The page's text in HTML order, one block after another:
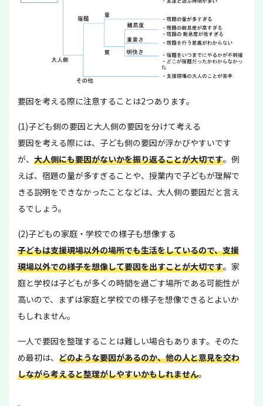
要因を考える際に注意することは2つあります。
(1)子ども側の要因と大人側の要因を分けて考える
要因を考える際には、子ども側の要因が浮かびやすいです
が、 大人側にも要因がないかを振り返ることが大切です。例
えば、宿題の量が多すぎることや、授業内で子どもが理解で
きる説明をできなかったことなどは、大人側の要因だと言え
るでしょう。
(2)子どもの家庭・学校での様子も想像する
子どもは支援現場以外の場所でも生活をしているので、支援
現場以外での様子を想像して要因を出すことが大切です。家
庭と学校は子どもが多くの時間を過ごす場所である可能性が
高いので、まずは家庭と学校での様子を想像できるとよいか
もしれません。
一人で要因を整理することは難しい場合もあります。そのた
め最初は、 どのような要因があるのか、他の人と意見を交わ
しながら考えると整理がしやすいかもしれません。